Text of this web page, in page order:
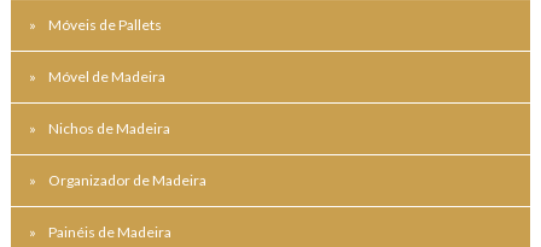
Móveis de Pallets
Móvel de Madeira
Nichos de Madeira
Organizador de Madeira
Painéis de Madeira